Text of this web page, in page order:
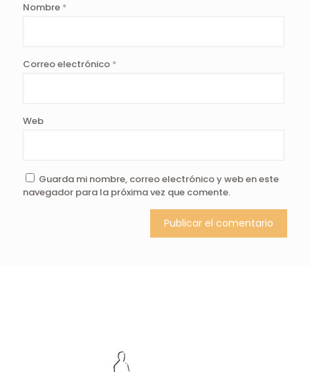
Nombre *
Correo electrónico *
Web
Guarda mi nombre, correo electrónico y web en este
navegador para la próxima vez que comente.